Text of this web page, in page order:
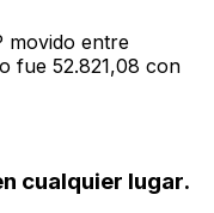
movido entre
fue 52.821,08 con
cualquier lugar.